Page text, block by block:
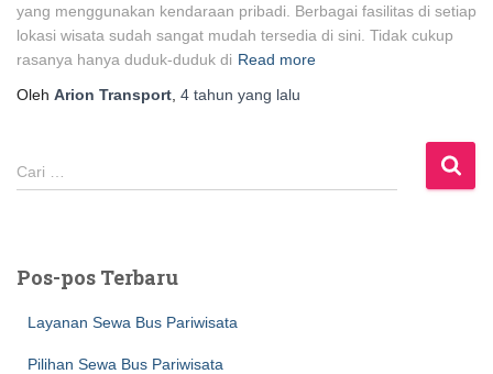
yang menggunakan kendaraan pribadi. Berbagai fasilitas di setiap
lokasi wisata sudah sangat mudah tersedia di sini. Tidak cukup
rasanya hanya duduk-duduk di Read more
Oleh Arion Transport 4 tahun yang lalu
C
a
n
Cari …
Pos-pos Terbaru
Layanan Sewa Bus Pariwisata
Pilihan Sewa Bus Pariwisata